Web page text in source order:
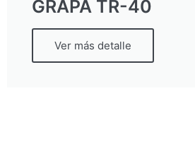
GRAPA TR-40
Ver más detalle